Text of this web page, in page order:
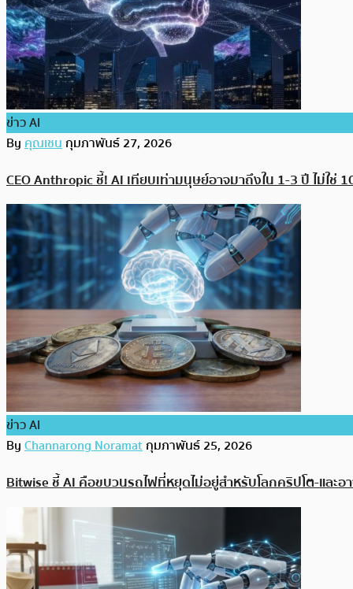
ข่าว AI
Byคุณเชนกุมภาพันธ์ 27, 2026
CEO Anthropic ชี้! AI เทียบเท่ามนุษย์อาจมาถึงใน 1-3 ปี ไม่ใช่
ข่าว AI
ByChannarong Noramatกุมภาพันธ์ 25, 2026
Bitwise ชี้ AI คือขบวนรถไฟที่หยุดไม่อยู่สำหรับโลกคริปโต-และ